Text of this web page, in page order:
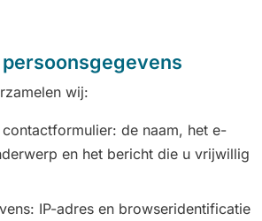
wij:
contactformulier: de naam, het e-
en het bericht die u vrijwillig
IP-adres en browseridentificatie